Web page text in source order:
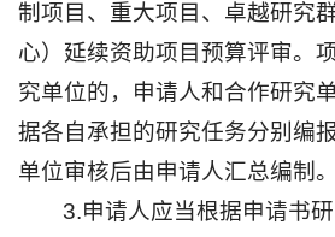
制项目、重大项目、卓越研究
心）延续资助项目预算评审。
究单位的，申请人和合作研究
据各自承担的研究任务分别编
单位审核后由申请人汇总编制。
3.申请人应当根据申请书